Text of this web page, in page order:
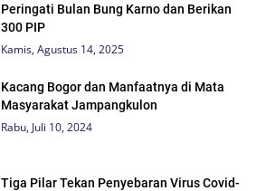
Peringati Bulan Bung Karno dan Berikan
300 PIP
Kamis, Agustus 14, 2025
Kacang Bogor dan Manfaatnya di Mata
Masyarakat Jampangkulon
Rabu, Juli 10, 2024
Tiga Pilar Tekan Penyebaran Virus Covid-